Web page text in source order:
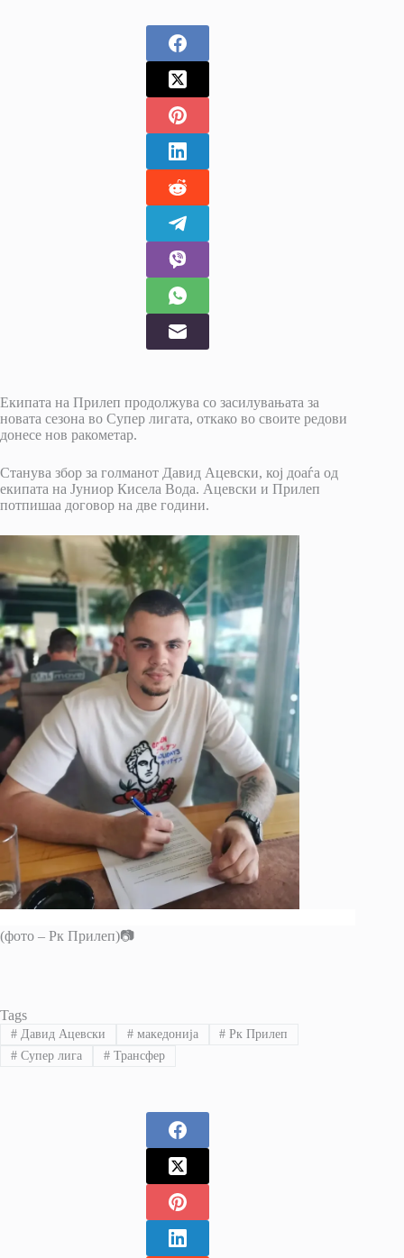
Екипата на Прилеп продолжува со засилувањата за
новата сезона во Супер лигата, откако во своите редови
донесе нов ракометар.
Станува збор за голманот Давид Ацевски, кој доаѓа од
екипата на Јуниор Кисела Вода. Ацевски и Прилеп
потпишаа договор на две години.
(фото – Рк Прилеп)📷
Tags
#Давид Ацевски #македонија # Рк Прилеп
#Супер лига #Трансфер